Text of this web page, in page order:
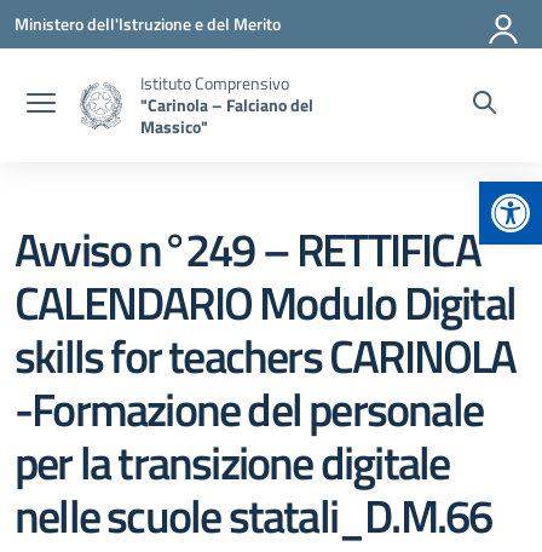
Vai ai contenuti
Vai al menu di navigazione
Vai al footer
Ministero dell'Istruzione e del Merito
Istituto Comprensivo
"Carinola – Falciano del
Massico"
Avviso n°249 – RETTIFICA
CALENDARIO Modulo Digital
skills for teachers CARINOLA
-Formazione del personale
per la transizione digitale
nelle scuole statali_D.M.66